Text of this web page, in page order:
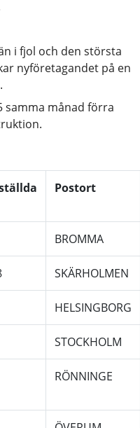
i fjol och den största
nyföretagandet på en
samma månad förra
Postort
BROMMA
SKÄRHOLMEN
HELSINGBORG
STOCKHOLM
RÖNNINGE